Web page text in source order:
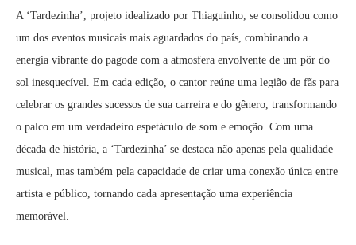
A ‘Tardezinha’, projeto idealizado por Thiaguinho, se consolidou como
um dos eventos musicais mais aguardados do país, combinando a
energia vibrante do pagode com a atmosfera envolvente de um pôr do
sol inesquecível. Em cada edição, o cantor reúne uma legião de fãs para
celebrar os grandes sucessos de sua carreira e do gênero, transformando
o palco em um verdadeiro espetáculo de som e emoção. Com uma
década de história, a ‘Tardezinha’ se destaca não apenas pela qualidade
musical, mas também pela capacidade de criar uma conexão única entre
artista e público, tornando cada apresentação uma experiência
memorável.